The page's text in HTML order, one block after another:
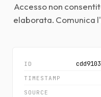
Accesso non
elaborata. Comunica
ID
TIMESTAMP
SOURCE